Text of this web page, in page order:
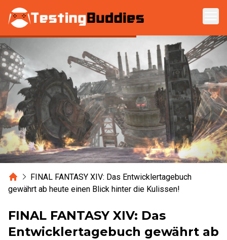
Zum Hauptinhalt springen
HomeFINAL FANTASY XIV: Das Entwicklertagebuch
gewährt ab heute einen Blick hinter die Kulissen!
FINAL FANTASY XIV: Das
Entwicklertagebuch gewährt ab